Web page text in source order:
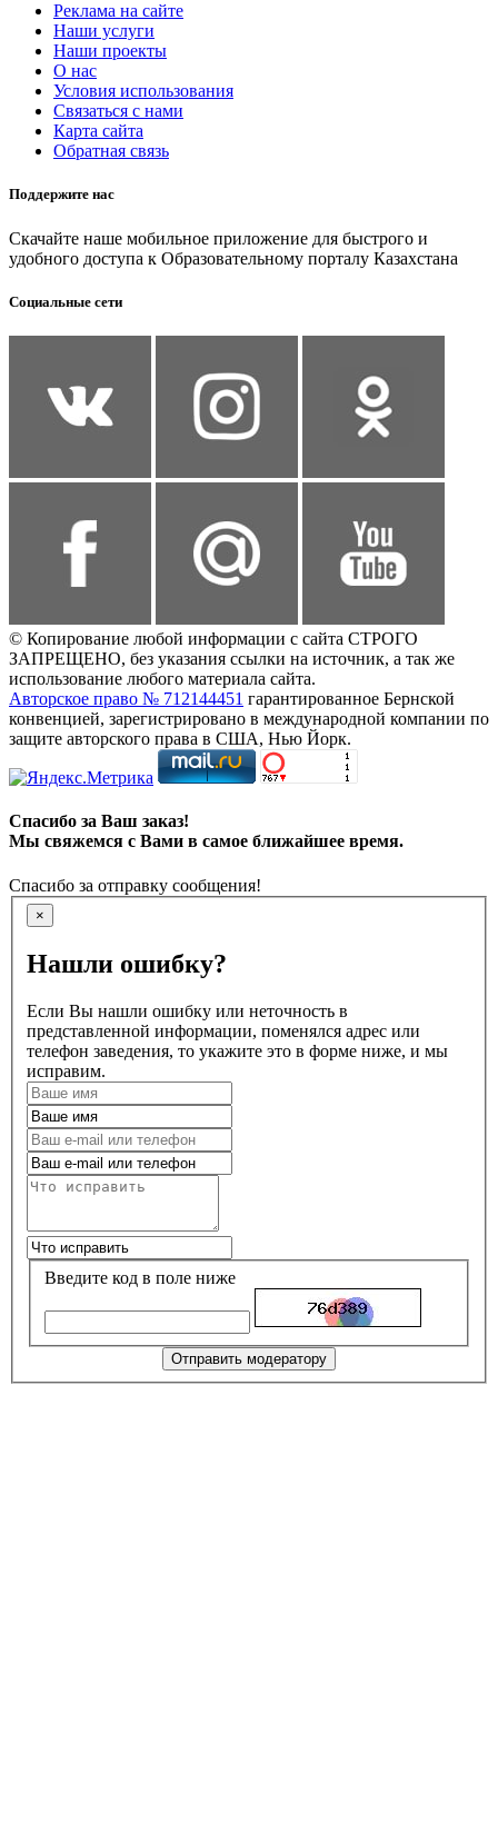
Реклама на сайте
Наши услуги
Наши проекты
О нас
Условия использования
Связаться с нами
Карта сайта
Обратная связь
Поддержите нас
Скачайте наше мобильное приложение для быстрого и
удобного доступа к Образовательному порталу Казахстана
Социальные сети
© Копирование любой информации с сайта СТРОГО
ЗАПРЕЩЕНО, без указания ссылки на источник, а так же
использование любого материала сайта.
Авторское право № 712144451 гарантированное Бернской
конвенцией, зарегистрировано в международной компании по
защите авторского права в США, Нью Йорк.
Спасибо за Ваш заказ!
Мы свяжемся с Вами в самое ближайшее время.
Спасибо за отправку сообщения!
×
Нашли ошибку?
Если Вы нашли ошибку или неточность в
представленной информации, поменялся адрес или
телефон заведения, то укажите это в форме ниже, и мы
исправим.
Введите код в поле ниже
Отправить модератору